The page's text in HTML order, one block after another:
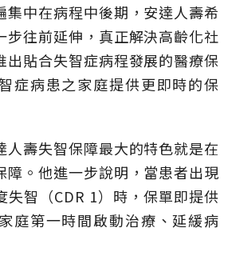
集中在病程中後期，安達人壽希
步往前延伸，真正解決高齡化社
出貼合失智症病程發展的醫療保
症病患之家庭提供更即時的保
人壽失智保障最大的特色就是在
障。他進一步說明，當患者出現
失智（CDR 1）時，保單即提供
庭第一時間啟動治療、延緩病